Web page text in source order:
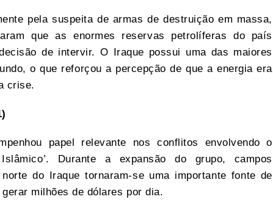
pela suspeita de armas de destruição em massa,
que as enormes reservas petrolíferas do país
de intervir. O Iraque possui uma das maiores
o que reforçou a percepção de que a energia era
crise.
papel relevante nos conflitos envolvendo o
Islâmico’. Durante a expansão do grupo, campos
do Iraque tornaram-se uma importante fonte de
milhões de dólares por dia.